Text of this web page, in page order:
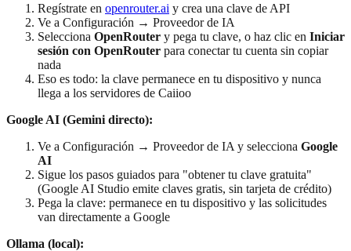
Regístrate en openrouter.ai y crea una clave de API
Ve a Configuración → Proveedor de IA
Selecciona OpenRouter y pega tu clave, o haz clic en Iniciar
sesión con OpenRouter para conectar tu cuenta sin copiar
nada
Eso es todo: la clave permanece en tu dispositivo y nunca
llega a los servidores de Caiioo
Google AI (Gemini directo):
Ve a Configuración → Proveedor de IA y selecciona Google
AI
Sigue los pasos guiados para "obtener tu clave gratuita"
(Google AI Studio emite claves gratis, sin tarjeta de crédito)
Pega la clave: permanece en tu dispositivo y las solicitudes
van directamente a Google
Ollama (local):